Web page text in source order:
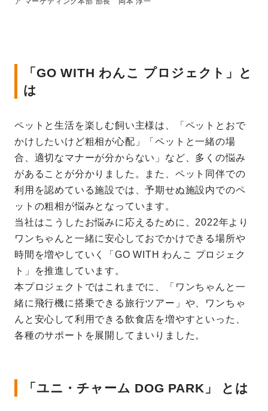
「GO WITH わんこ プロジェクト」と
は
ペットと生活を楽しむ飼い主様は、「ペットとおで
かけしたいけど粗相が心配」「ペットと一緒の場
合、適切なマナーが分からない」など、多くの悩み
があることが分かりました。また、ペット同伴での
利用を認めている施設では、予期せぬ施設内でのペ
ットの粗相が悩みとなっています。
当社はこうしたお悩みに応えるために、2022年より
ワンちゃんと一緒に安心しておでかけできる場所や
時間を増やしていく「GO WITH わんこ プロジェク
ト」を推進しています。
本プロジェクトではこれまでに、「ワンちゃんと一
緒に飛行機に搭乗できる旅行ツアー」や、ワンちゃ
んと安心して利用できる飲食店を増やすといった、
各種のサポートを展開してまいりました。
「ユニ・チャーム DOG PARK」 とは